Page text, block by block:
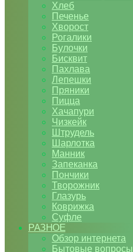
Хлеб
Печенье
Хворост
Рогалики
Булочки
Бисквит
Пахлава
Лепешки
Пряники
Пицца
Хачапури
Чизкейк
Штрудель
Шарлотка
Манник
Запеканка
Пончики
Творожник
Глазурь
Коврижка
Суфле
РАЗНОЕ
Обзор интернета
Бытовые вопросы